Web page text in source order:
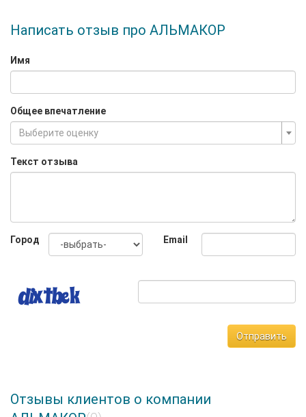
Написать отзыв про АЛЬМАКОР
Имя
Общее впечатление
Выберите оценку
Текст отзыва
Город Email
Отправить
Отзывы клиентов о компании